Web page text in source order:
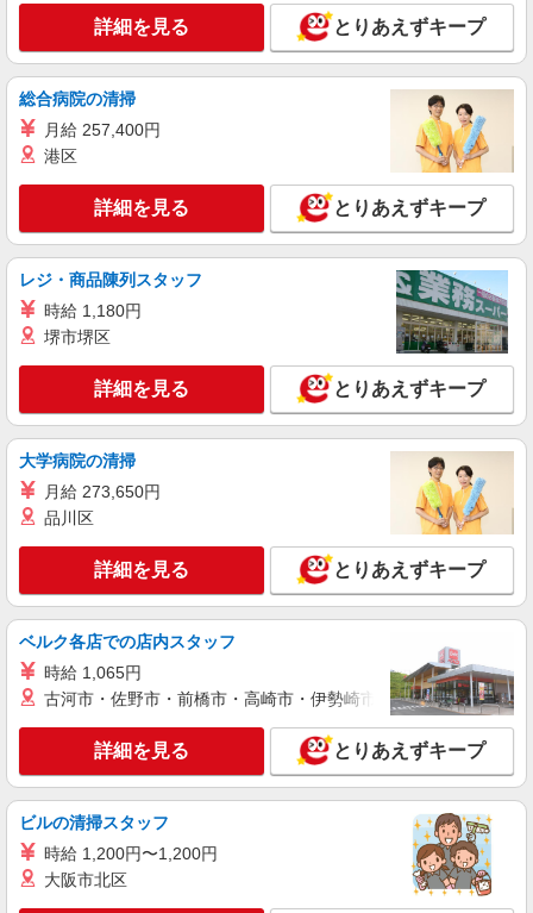
+゜ 入社祝い金10万円支給(規定有) お友達を紹介
頂くと, インセンティブ支給(規定有) ★月2回払
い・週払い可能（規程有）★ ゜・。○。・゜
+゜・。○。・゜+゜
大分県大分市
キープ 詳細を見る
派遣社員
株式会社シエロ
【softbank】人気機種に詳しくなれる携帯販
売
月給210000円〜278000円（経験・能力によ
る） ※試用期間あり3ヶ月 ※残業代支給 ★交通費
別途支給（規定あり） ゜+゜・。○。・゜+゜・。
○。・゜+゜ 入社祝い金10万円支給(規定有) お友達
を紹介頂くと, インセンティブ支給(規定有) ゜・。
大分県大分市のsoftbankショップ
詳細を見る
株式会社シエロ
人気機種に詳しくなれる携帯販売
時給1400円〜1450円（経験・能力による） ※
残業代支給 ★交通費別途支給（規定あり） ゜
+゜・。○。・゜+゜・。○。・゜+゜ 入社祝い金10
万円支給(規定有) お友達を紹介頂くと, インセンテ
ィブ支給(規定有) ★月2回払い・週払い可能（規程
有）★ ゜・。○。・゜+゜・。○。・゜+゜
大分県大分市の家電量販店
キープ 詳細を見る
派遣社員
株式会社シエロ
【softbank】人気機種に詳しくなれる携帯販
売
月給240000円〜300800円（経験・能力によ
る） 固定残業代:37300円〜46600円（25時間相
当） ＊時間外勤務の有無にかかわらず固定残業代
は支給されます。また、相当時間を超えて時間外
勤務した場合は1分単位で残業代が追加で支給され
ます。 ※試用期間あり4ヶ月 月給25万円以上 ※
残業代支給 ★交通費別途支給（規定あり） ゜
+゜・。○。・゜+゜・。○。・゜+゜ 入社祝い金10
キープ 詳細を見る
詳細を見る とりあえずキープ
総合病院の清掃
月給 257,400円
港区
詳細を見る とりあえずキープ
レジ・商品陳列スタッフ
時給 1,180円
堺市堺区
詳細を見る とりあえずキープ
大学病院の清掃
月給 273,650円
品川区
詳細を見る とりあえずキープ
ベルク各店での店内スタッフ
時給 1,065円
古河市・佐野市・前橋市・高崎市・伊勢崎市・太田市・館林市
詳細を見る とりあえずキープ
ビルの清掃スタッフ
時給 1,200円〜1,200円
大阪市北区